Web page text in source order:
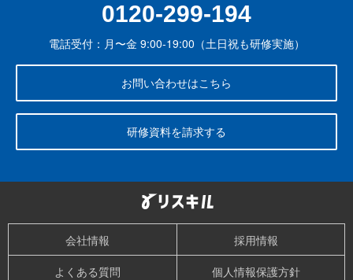
0120-299-194
電話受付：月〜金 9:00-19:00（土日祝も研修実施）
お問い合わせはこちら
研修資料を請求する
会社情報
採用情報
よくある質問
個人情報保護方針